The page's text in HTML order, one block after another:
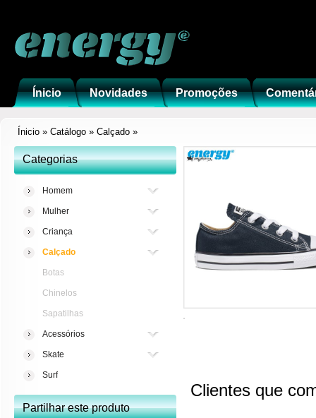
Ínicio Novidades Promoções
Ínicio » Catálogo » Calçado »
Clientes que
Categorias
Homem
Mulher
Criança
Calçado
Botas
Chinelos
Sapatilhas
Acessórios
Skate
Surf
Partilhar este produto